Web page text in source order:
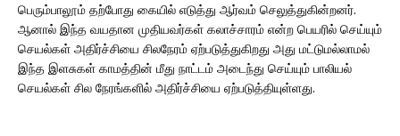
பெரும்பாலூம் தற்போது கையில் எடுத்து ஆர்வம் செலுத்துகின்றனர்.
ஆனால் இந்த வயதான முதியவர்கள் கலாச்சாரம் என்ற பெயரில் செய்யும்
செயல்கள் அதிர்ச்சியை சிலநேரம் ஏற்படுத்துகிறது அது மட்டுமல்லாமல்
இந்த இளசுகள் காமத்தின் மீது நாட்டம் அடைந்து செய்யும் பாலியல்
செயல்கள் சில நேரங்களில் அதிர்ச்சியை ஏற்படுத்தியுள்ளது.